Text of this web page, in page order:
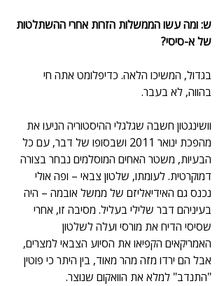
ש: ומה עשו הממשלות הזרות אחרי ההשתלטות
של א-סיסי?
בגדול, המשיכו הלאה. כדיפלומט אתה חי
בהווה, לא בעבר.
וושינגטון חשבה שגלגלי ההיסטוריה הניעו את
מהפכת ינואר 2011 ושבסופו של דבר, עם כל
הבעיות, משטר האחים המוסלמים נבחר בצורה
דמוקרטית. לעומתו, שלטון צבאי – ופה אולי
נכנס גם האידיאליזם של ממשל אובמה – היה
בעיניהם דבר שלילי בעליל. מסיבה זו, אחרי
שסיסי הדיח את מורסי ועלה לשלטון
האמריקאים הקפיאו את הסיוע הצבאי למצרים,
אבל הם ירדו מזה מהר מאוד, בין היתר כי פוטין
"התנדב" למלא את הוואקום שנוצר.